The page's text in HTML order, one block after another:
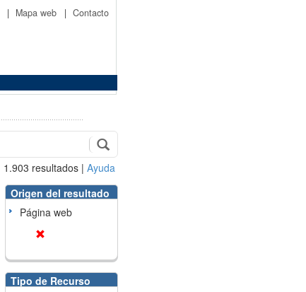
| Mapa web | Contacto
1.903 resultados | Ayuda
Origen del resultado
Página web
Tipo de Recurso